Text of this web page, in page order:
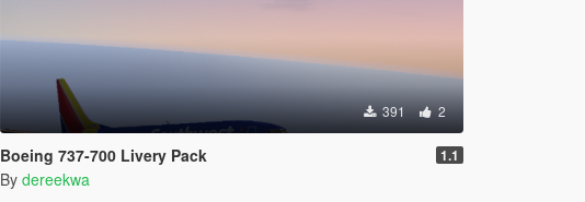
391 2
Boeing 737-700 Livery Pack 1.1
By dereekwa